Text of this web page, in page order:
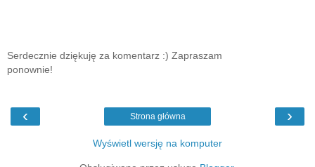
Serdecznie dziękuję za komentarz :) Zapraszam
ponownie!
‹ ›
Strona główna
Wyświetl wersję na komputer